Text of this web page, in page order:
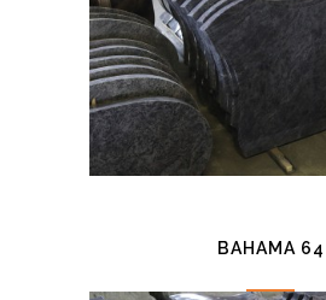
BAHAMA 64